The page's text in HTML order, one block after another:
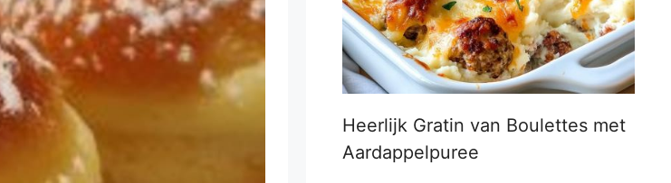
Heerlijk Gratin van Boulettes met
Aardappelpuree